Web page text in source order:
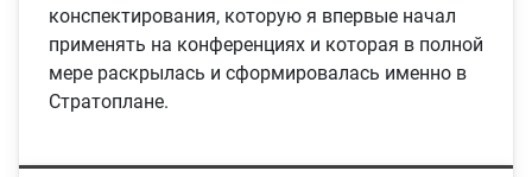
конспектирования, которую я впервые начал
применять на конференциях и которая в полной
мере раскрылась и сформировалась именно в
Стратоплане.